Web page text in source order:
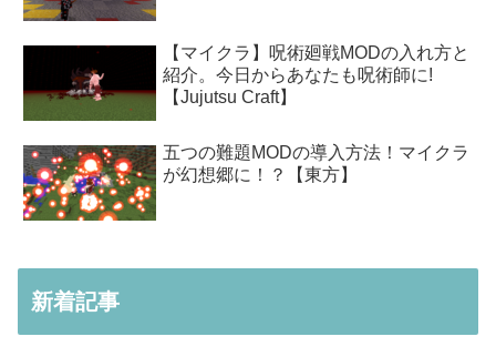
【マイクラ】呪術廻戦MODの入れ方と
紹介。今日からあなたも呪術師に!
【Jujutsu Craft】
五つの難題MODの導入方法！マイクラ
が幻想郷に！？【東方】
新着記事